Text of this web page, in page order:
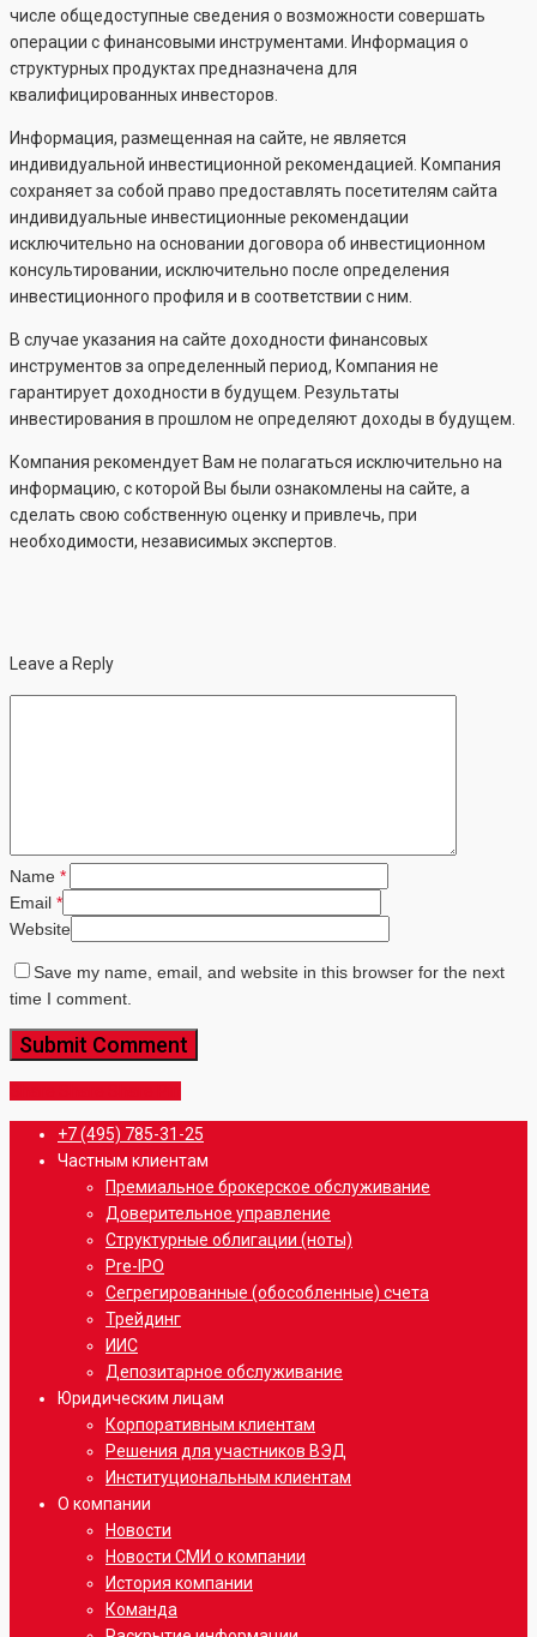
числе общедоступные сведения о возможности совершать
операции с финансовыми инструментами. Информация о
структурных продуктах предназначена для
квалифицированных инвесторов.
Информация, размещенная на сайте, не является
индивидуальной инвестиционной рекомендацией. Компания
сохраняет за собой право предоставлять посетителям сайта
индивидуальные инвестиционные рекомендации
исключительно на основании договора об инвестиционном
консультировании, исключительно после определения
инвестиционного профиля и в соответствии с ним.
В случае указания на сайте доходности финансовых
инструментов за определенный период, Компания не
гарантирует доходности в будущем. Результаты
инвестирования в прошлом не определяют доходы в будущем.
Компания рекомендует Вам не полагаться исключительно на
информацию, с которой Вы были ознакомлены на сайте, а
сделать свою собственную оценку и привлечь, при
необходимости, независимых экспертов.
Leave a Reply
Name *
Email *
Website
Save my name, email, and website in this browser for the next
time I comment.
Close
Menu
+7 (495) 785-31-25
Частным клиентам
Премиальное брокерское обслуживание
Доверительное управление
Структурные облигации (ноты)
Pre-IPO
Сегрегированные (обособленные) счета
Трейдинг
ИИС
Депозитарное обслуживание
Юридическим лицам
Корпоративным клиентам
Решения для участников ВЭД
Институциональным клиентам
О компании
Новости
Новости СМИ о компании
История компании
Команда